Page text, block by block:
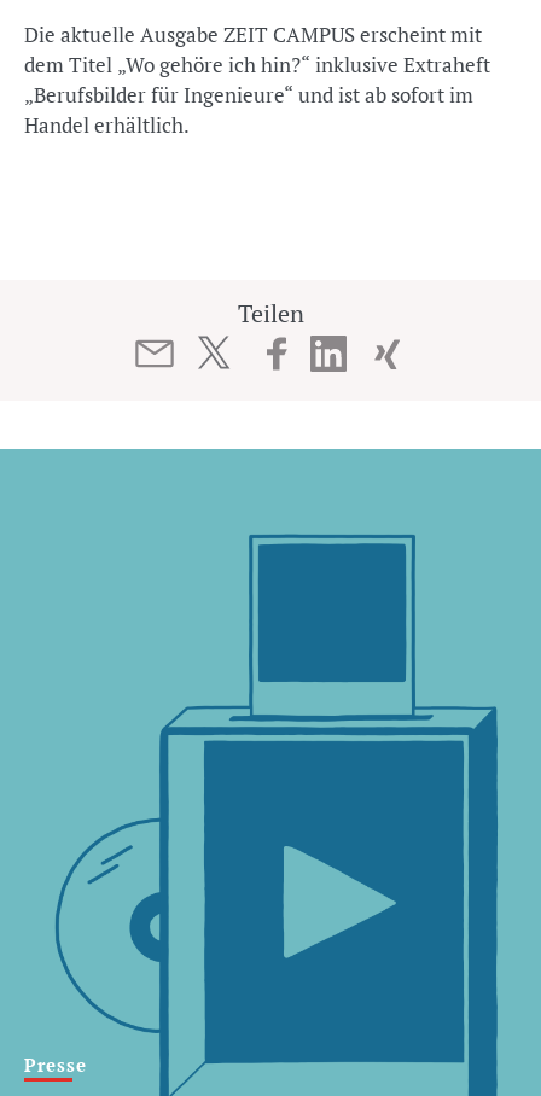
Die aktuelle Ausgabe ZEIT CAMPUS erscheint mit
dem Titel „Wo gehöre ich hin?“ inklusive Extraheft
„Berufsbilder für Ingenieure“ und ist ab sofort im
Handel erhältlich.
Teilen
Presse